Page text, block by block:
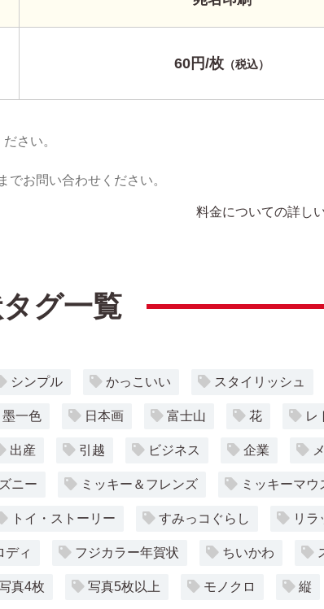
60円/枚 （税込）
さい。
お問い合わせください。
料金についての詳し
グ一覧
シンプル かっこいい スタイリッシュ
墨一色 日本画 富士山 花 レ
出産 引越 ビジネス 企業
ニー ミッキー＆フレンズ ミッキーマウ
トイ・ストーリー すみっコぐらし リラ
ディ フジカラー年賀状 ちいかわ
真4枚 写真5枚以上 モノクロ 縦